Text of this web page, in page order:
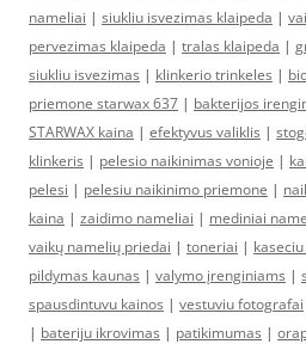
nameliai | siukliu isvezimas klaipeda |
pervezimas klaipeda | tralas klaipeda |
siukliu isvezimas | klinkerio trinkeles |
priemone starwax 637 | bakterijos
STARWAX kaina | efektyvus valiklis |
klinkeris | pelesio naikinimas vonioje |
pelesi | pelesiu naikinimo priemone |
kaina | zaidimo nameliai | mediniai
vaikų namelių priedai | toneriai |
pildymas kaunas | valymo įrenginiams |
spausdintuvu kainos | vestuviu fotografai
| bateriju ikrovimas | patikimumas |